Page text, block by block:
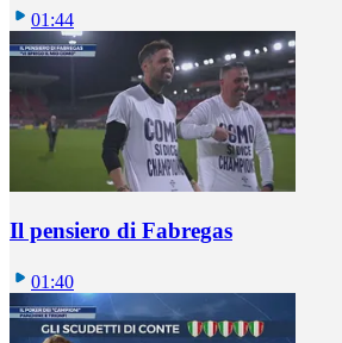
01:44
Il pensiero di Fabregas
01:40